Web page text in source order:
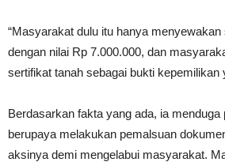
“Masyarakat dulu itu hanya
dengan nilai Rp 7.000.000, dan
sertifikat tanah sebagai bukti kepemilikan
Berdasarkan fakta yang ada, ia menduga
berupaya melakukan pemalsuan
aksinya demi mengelabui masyarakat.